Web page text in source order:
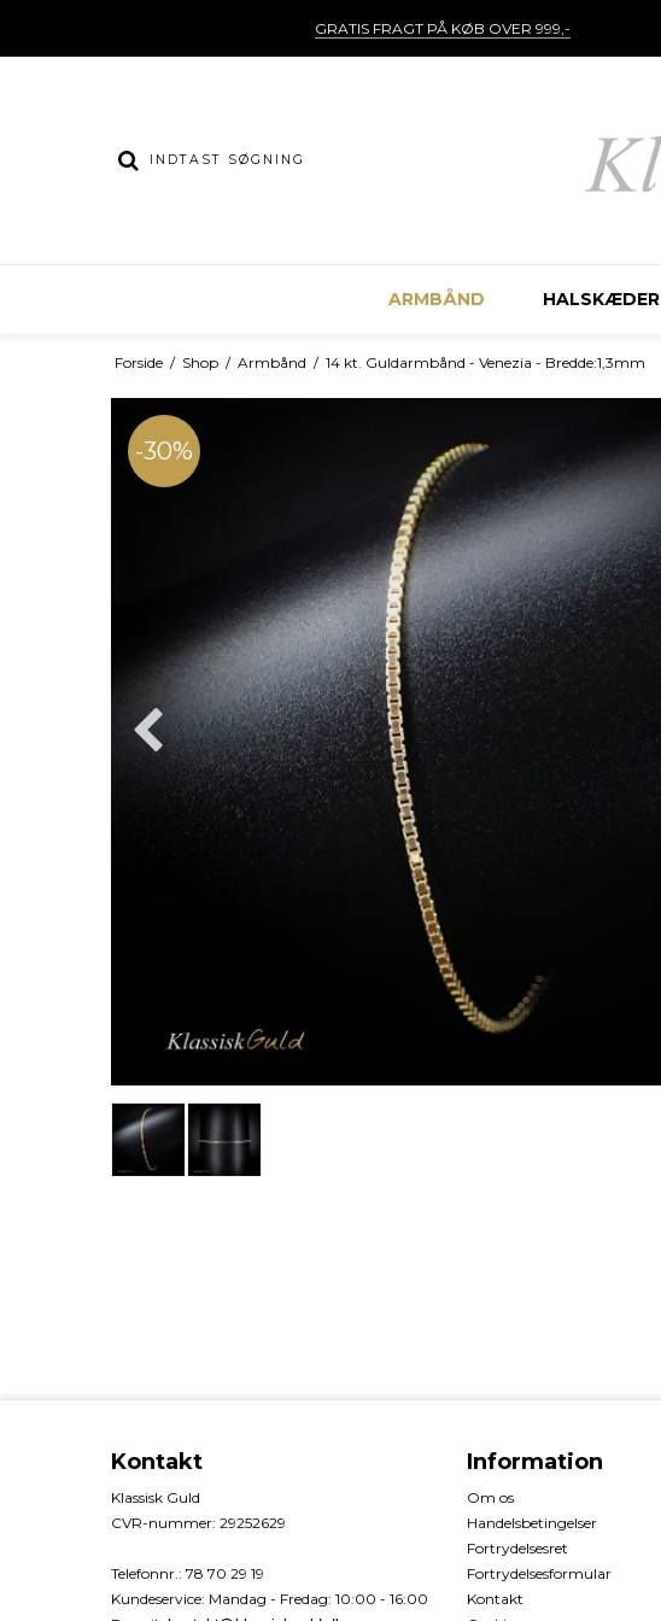
GRATIS FRAGT PÅ KØB OVER 999,-
ARMBÅND HALSKÆDER
Forside / Shop / Armbånd / 14 kt. Guldarmbånd - Venezia - Bredde:1,3mm
-30%
Kontakt
Klassisk Guld
CVR-nummer: 29252629
Telefonnr.: 78 70 29 19
Kundeservice: Mandag - Fredag: 10:00 - 16:00
Information
Om os
Handelsbetingelser
Fortrydelsesret
Fortrydelsesformular
Kontakt